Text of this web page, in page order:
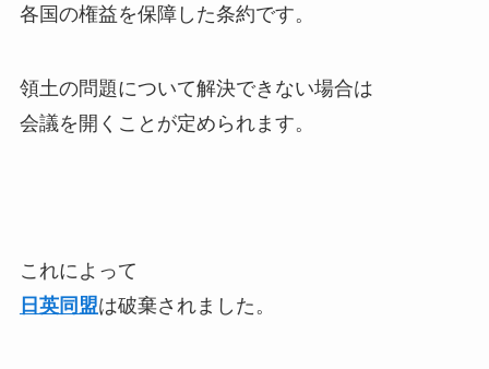
各国の権益を保障した条約です。
領土の問題について解決できない場合は
会議を開くことが定められます。
これによって
日英同盟は破棄されました。